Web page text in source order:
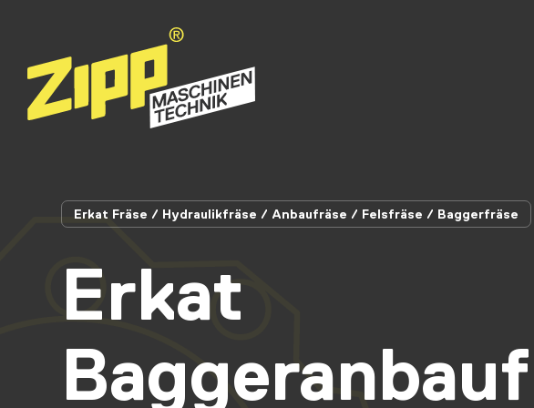
Erkat Fräse / Hydraulikfräse / Anbaufräse / Felsfräse / Baggerfräse
Erkat